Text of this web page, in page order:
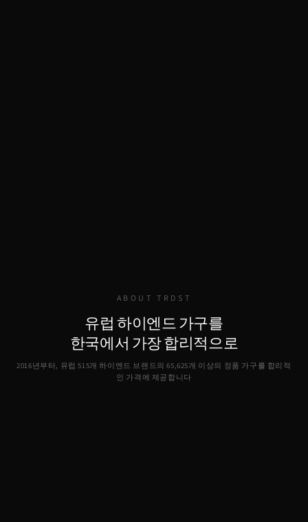
ABOUT TRDST
유럽 하이엔드 가구를
한국에서 가장 합리적으로
2016년부터, 유럽 515개 하이엔드 브랜드의65,625개 이상의 정품 가구를 합리적
인 가격에 제공합니다